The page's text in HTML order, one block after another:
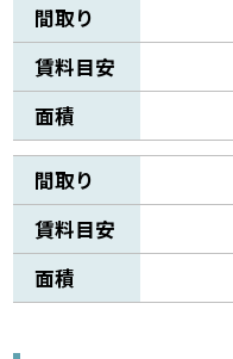
間取り
賃料目安
面積
間取り
賃料目安
面積